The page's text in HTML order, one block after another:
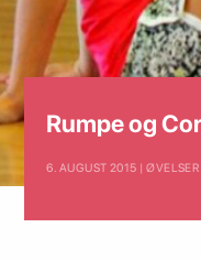
Rumpe og
6. AUGUST 2015 | ØVELSER